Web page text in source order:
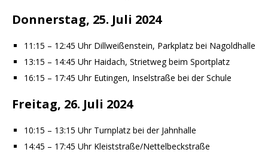
Donnerstag, 25. Juli 2024
11:15 – 12:45 Uhr Dillweißenstein, Parkplatz bei Nagoldhalle
13:15 – 14:45 Uhr Haidach, Strietweg beim Sportplatz
16:15 – 17:45 Uhr Eutingen, Inselstraße bei der Schule
Freitag, 26. Juli 2024
10:15 – 13:15 Uhr Turnplatz bei der Jahnhalle
14:45 – 17:45 Uhr Kleiststraße/Nettelbeckstraße